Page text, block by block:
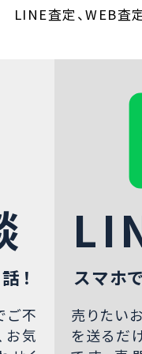
LINE査定、WEB査
！
ご不
お気
スマホ
売りたい
を送るだ